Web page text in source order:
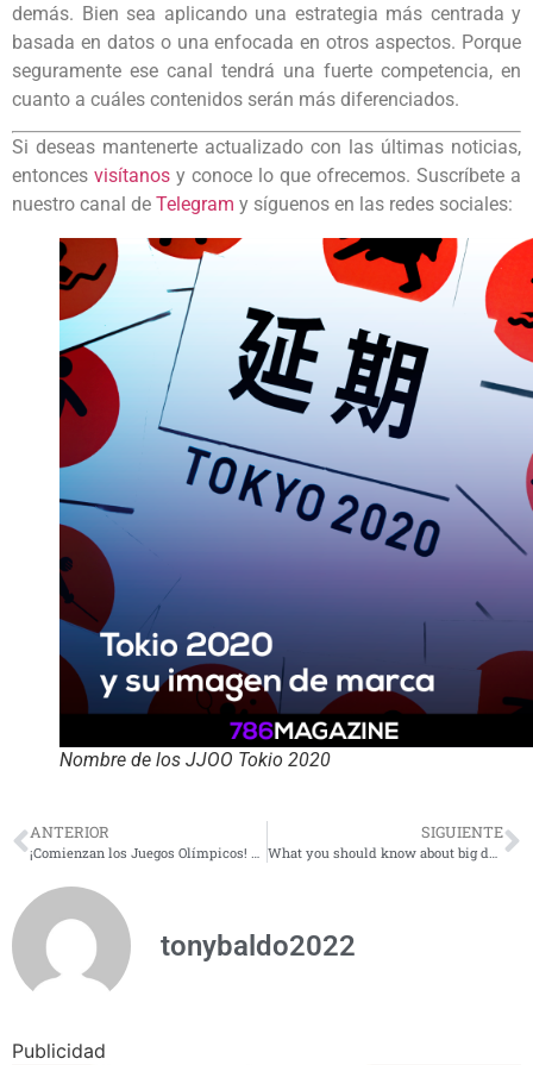
demás. Bien sea aplicando una estrategia más centrada y
basada en datos o una enfocada en otros aspectos. Porque
seguramente ese canal tendrá una fuerte competencia, en
cuanto a cuáles contenidos serán más diferenciados.
Si deseas mantenerte actualizado con las últimas noticias,
entonces visítanos y conoce lo que ofrecemos. Suscríbete a
nuestro canal de Telegram y síguenos en las redes sociales:
Nombre de los JJOO Tokio 2020
ANTERIOR
¡Comienzan los Juegos Olímpicos! Datos para disfrutarlos al máximo
SIGUIENTE
What you should know about big data if you are an entrepreneur?
tonybaldo2022
Publicidad